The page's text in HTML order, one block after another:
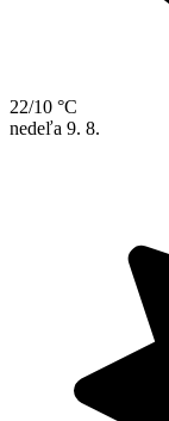
22/10 °C
nedeľa 9. 8.